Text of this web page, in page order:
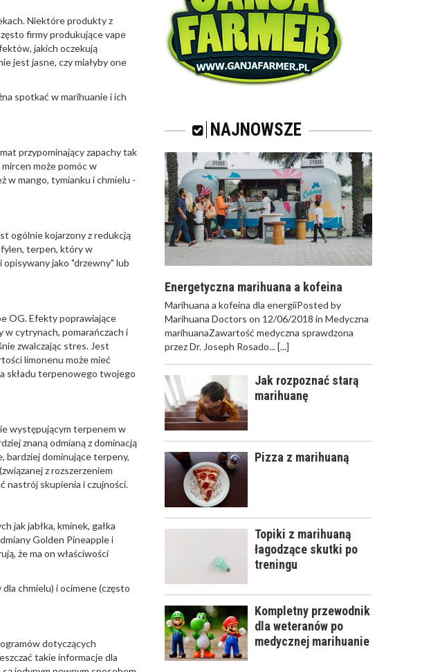
Niektóre produkty z
firmy produkujące vape
jakich oczekują
jest jasne, czy miałyby one
spotkać w marihuanie i ich
przypominający zapachy tak
może pomóc w
w mango, tymianku i chmielu -
ogólnie kojarzony z redukcją
terpen, który w
jako "drzewny" lub
OG. Efekty poprawiające
w cytrynach, pomarańczach i
zwalczając stres. Jest
limonenu może mieć
składu terpenowego twojego
występującym terpenem w
znaną odmianą z dominacją
bardziej dominujące terpeny,
z rozszerzeniem
nastrój skupienia i czujności.
jak jabłka, kminek, gałka
Golden Pineapple i
że ma on właściwości
chmielu) i ocimene (często
dotyczących
takie informacje dla
NAJNOWSZE
Energetyczna marihuana a kofeina
Marihuana a kofeina dla energiiPosted by
Marihuana Doctors on 12/06/2018 in Medyczna
marihuanaZawartość medyczna sprawdzona
przez Dr. Joseph Rosado...[...]
Jak rozpoznać starą
marihuanę
Pizza z marihuaną
Topiki z marihuaną
łagodzące skutki po
treningu
Kompletny przewodnik
dla weteranów po
medycznej marihuanie